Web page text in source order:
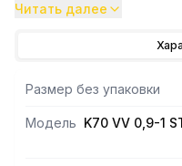
Читать далее
Размер без упаковки
Модель K70 VV 0,9-1